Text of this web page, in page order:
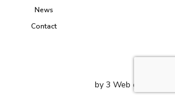
News
Contact
by 3 Web design